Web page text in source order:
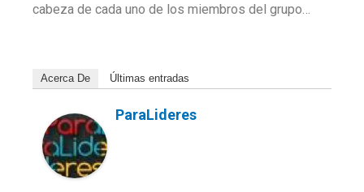
cabeza de cada uno de los miembros del grupo…
Acerca De Últimas entradas
ParaLideres